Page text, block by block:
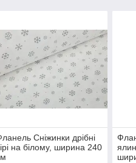
Сніжинки дрібні
на білому, ширина 240